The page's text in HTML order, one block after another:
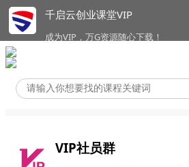
千启云创业课堂VIP
成为VIP，万G资源随心下载！
VIP社员群